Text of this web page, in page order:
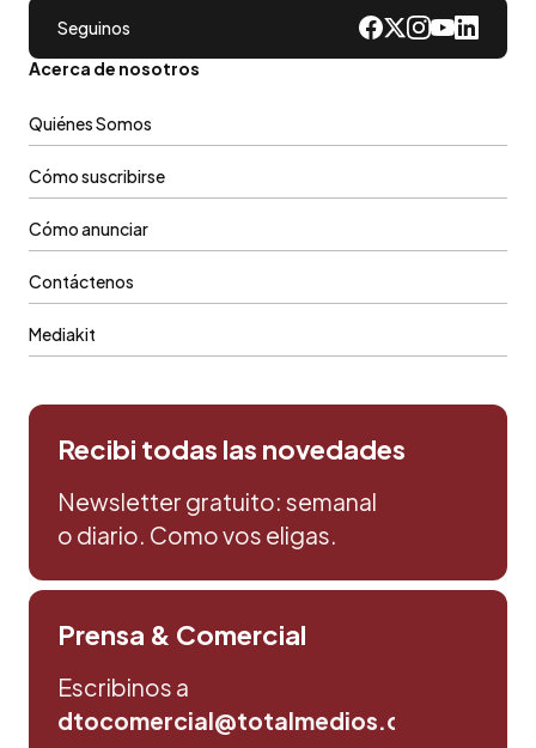
Seguinos
Acerca de nosotros
Quiénes Somos
Cómo suscribirse
Cómo anunciar
Contáctenos
Mediakit
Recibi todas las novedades
Newsletter gratuito: semanal
o diario. Como vos eligas.
Prensa & Comercial
Escribinos a
dtocomercial@totalmedios.com